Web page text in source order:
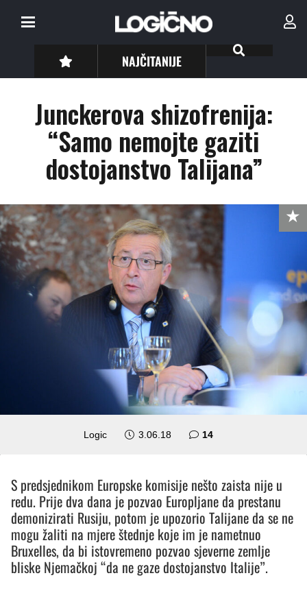
NAJČITANIJE
Junckerova shizofrenija:
“Samo nemojte gaziti
dostojanstvo Talijana”
Logic 3.06.18 14komentara
S predsjednikom Europske komisije nešto zaista nije u
redu. Prije dva dana je pozvao Europljane da prestanu
demonizirati Rusiju, potom je upozorio Talijane da se ne
mogu žaliti na mjere štednje koje im je nametnuo
Bruxelles, da bi istovremeno pozvao sjeverne zemlje
bliske Njemačkoj “da ne gaze dostojanstvo Italije”.